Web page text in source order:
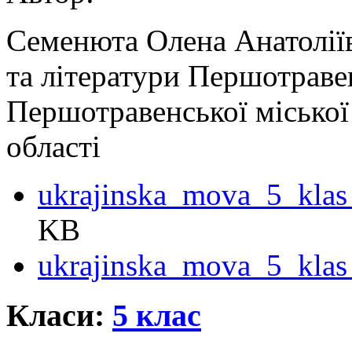
Семенюта Олена
та літератури
Першотравенської
області
KB
Класи: 5 клас